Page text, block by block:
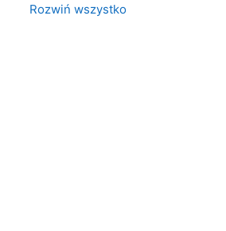
Rozwiń wszystko